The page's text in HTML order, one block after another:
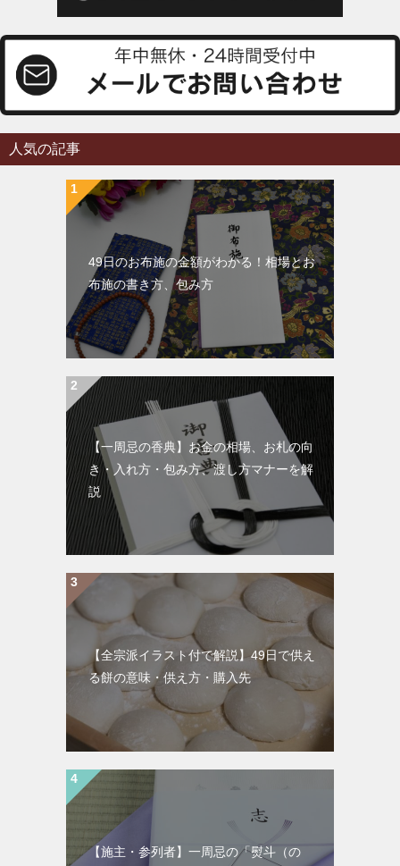
人気の記事
49日のお布施の金額がわかる！相場とお
布施の書き方、包み方
【一周忌の香典】お金の相場、お札の向
き・入れ方・包み方、渡し方マナーを解
説
【全宗派イラスト付で解説】49日で供え
る餅の意味・供え方・購入先
【施主・参列者】一周忌の「熨斗（の